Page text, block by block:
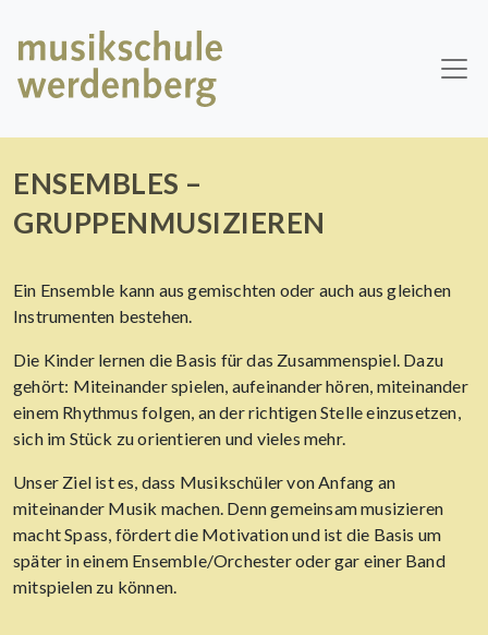
ENSEMBLES –
GRUPPENMUSIZIEREN
Ein Ensemble kann aus gemischten oder auch aus gleichen
Instrumenten bestehen.
Die Kinder lernen die Basis für das Zusammenspiel. Dazu
gehört: Miteinander spielen, aufeinander hören, miteinander
einem Rhythmus folgen, an der richtigen Stelle einzusetzen,
sich im Stück zu orientieren und vieles mehr.
Unser Ziel ist es, dass Musikschüler von Anfang an
miteinander Musik machen. Denn gemeinsam musizieren
macht Spass, fördert die Motivation und ist die Basis um
später in einem Ensemble/Orchester oder gar einer Band
mitspielen zu können.